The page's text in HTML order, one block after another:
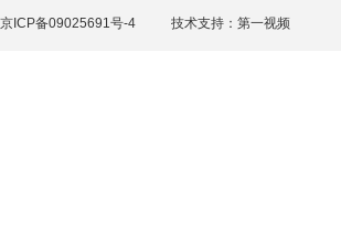
京ICP备09025691号-4 技术支持： 第一视频